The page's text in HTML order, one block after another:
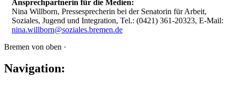
Ansprechpartnerin für die Medien:
Nina Willborn, Pressesprecherin bei der Senatorin für Arbeit,
Soziales, Jugend und Integration, Tel.: (0421) 361-20323, E-Mail:
nina.willborn@soziales.bremen.de
Bremen von oben ·
Navigation: